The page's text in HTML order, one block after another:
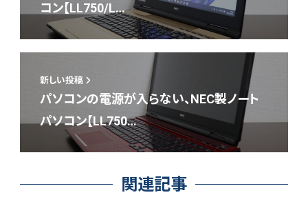
コン【LL750/L…
新しい投稿
パソコンの電源が入らない、NEC製ノート
パソコン【LL750…
関連記事